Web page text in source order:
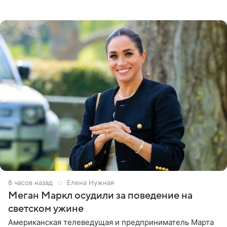
8 часов назад Елена Нужная
Меган Маркл осудили за поведение на
светском ужине
Американская телеведущая и предприниматель Марта